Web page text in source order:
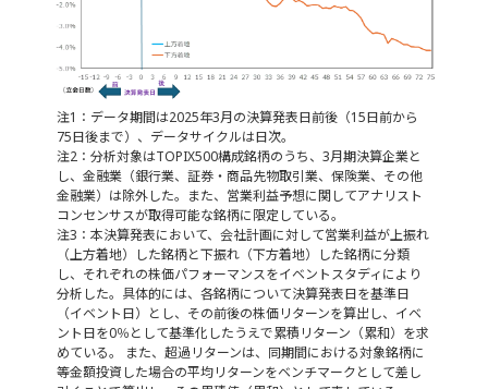
注1：データ期間は2025年3月の決算発表日前後（15日前から
75日後まで）、データサイクルは日次。
注2：分析対象はTOPIX500構成銘柄のうち、3月期決算企業と
し、金融業（銀行業、証券・商品先物取引業、保険業、その他
金融業）は除外した。また、営業利益予想に関してアナリスト
コンセンサスが取得可能な銘柄に限定している。
注3：本決算発表において、会社計画に対して営業利益が上振れ
（上方着地）した銘柄と下振れ（下方着地）した銘柄に分類
し、それぞれの株価パフォーマンスをイベントスタディにより
分析した。具体的には、各銘柄について決算発表日を基準日
（イベント日）とし、その前後の株価リターンを算出し、イベ
ント日を0％として基準化したうえで累積リターン（累和）を求
めている。 また、超過リターンは、同期間における対象銘柄に
等金額投資した場合の平均リターンをベンチマークとして差し